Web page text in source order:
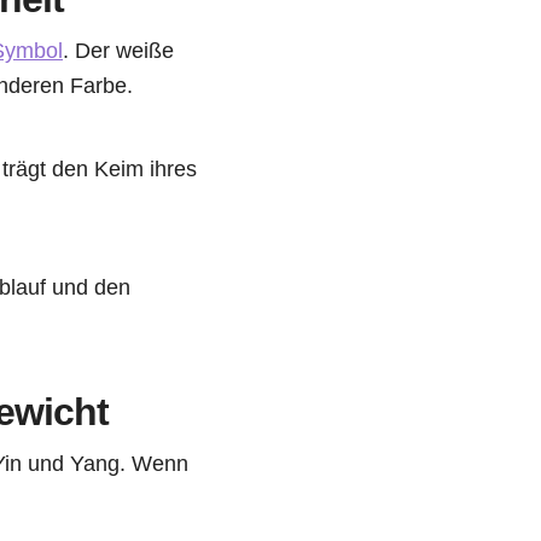
. Der weiße
Farbe.
den Keim ihres
und den
und Yang. Wenn